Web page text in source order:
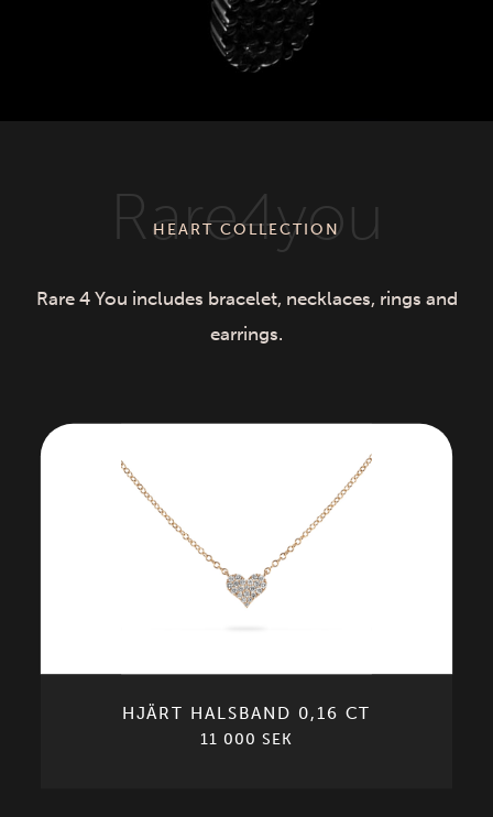
Rare4you
HEART COLLECTION
Rare 4 You includes bracelet, necklaces, rings and
earrings.
HJÄRT HALSBAND 0,16 CT
11 000 SEK